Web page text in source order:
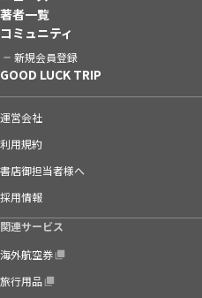
著者一覧
コミュニティ
新規会員登録
GOOD LUCK TRIP
運営会社
利用規約
書店御担当者様へ
採用情報
関連サービス
海外航空券
旅行用品